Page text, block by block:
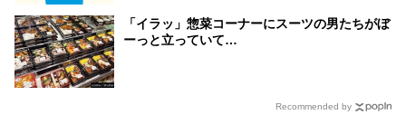
「イラッ」惣菜コーナーにスーツの男たちがぼ
ーっと立っていて…
Recommended by